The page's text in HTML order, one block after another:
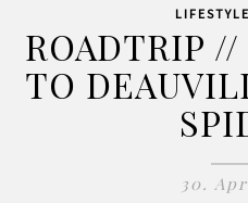
LIFESTYLE
ROADTRIP //
TO
30.